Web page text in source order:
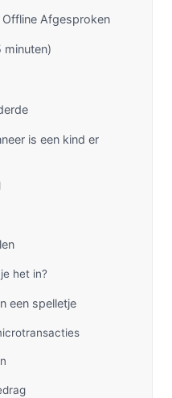
Offline Afgesproken
minuten)
is een kind er
het in?
een spelletje